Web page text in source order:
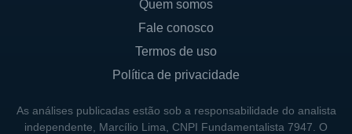
Quem somos
Fale conosco
Termos de uso
Política de privacidade
As análises publicadas estão sob a responsabilidade do analista
independente, Marcílio Lima, CNPI Fundamentalista 7947. O